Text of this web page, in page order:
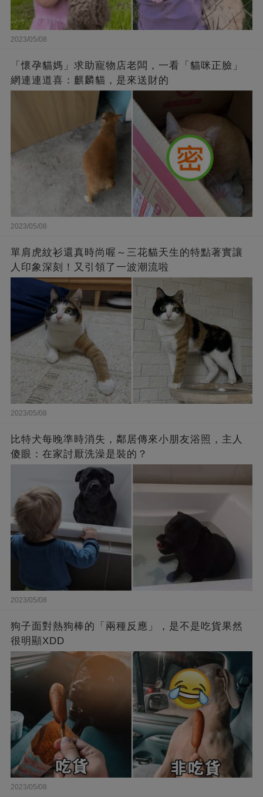
2023/05/08
「懷孕貓媽」求助寵物店老闆，一看「貓咪正臉」
網連連道喜：麒麟貓，是來送財的
2023/05/08
單肩虎紋衫還真時尚喔～三花貓天生的特點著實讓
人印象深刻！又引領了一波潮流啦
2023/05/08
比特犬每晚準時消失，鄰居傳來小朋友浴照，主人
傻眼：在家討厭洗澡是裝的？
2023/05/08
狗子面對熱狗棒的「兩種反應」，是不是吃貨果然
很明顯XDD
2023/05/08